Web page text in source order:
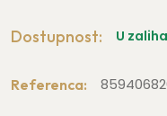
Dostupnost: U
Referenca: